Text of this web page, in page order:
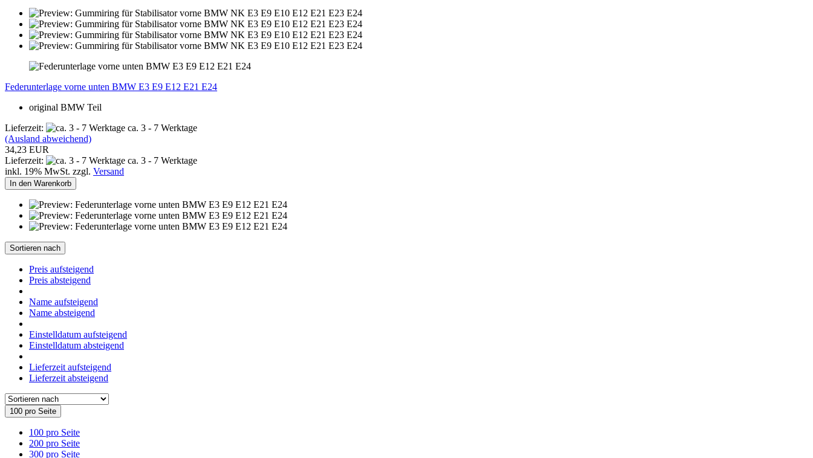
Federunterlage vorne unten BMW E3 E9 E12 E21 E24
original BMW Teil
Lieferzeit:
ca. 3 - 7 Werktage
(Ausland abweichend)
34,23 EUR
Lieferzeit:
ca. 3 - 7 Werktage
inkl. 19% MwSt. zzgl. Versand
In den Warenkorb
Sortieren nach
Preis aufsteigend
Preis absteigend
Name aufsteigend
Name absteigend
Einstelldatum aufsteigend
Einstelldatum absteigend
Lieferzeit aufsteigend
Lieferzeit absteigend
100 pro Seite
100 pro Seite
200 pro Seite
300 pro Seite